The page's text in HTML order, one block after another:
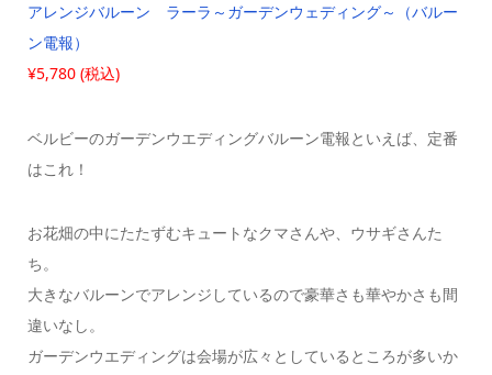
アレンジバルーン ラーラ～ガーデンウェディング～（バルー
ン電報）
¥5,780 (税込)
ベルビーのガーデンウエディングバルーン電報といえば、定番
はこれ！
お花畑の中にたたずむキュートなクマさんや、ウサギさんた
ち。
大きなバルーンでアレンジしているので豪華さも華やかさも間
違いなし。
ガーデンウエディングは会場が広々としているところが多いか